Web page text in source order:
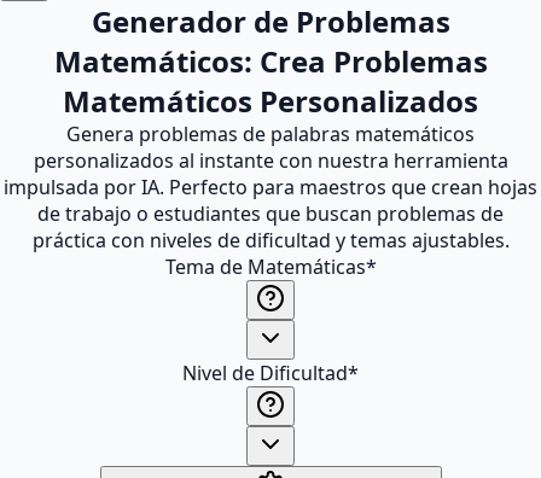
Generador de Problemas
Matemáticos: Crea Problemas
Matemáticos Personalizados
Genera problemas de palabras matemáticos
personalizados al instante con nuestra herramienta
impulsada por IA. Perfecto para maestros que crean hojas
de trabajo o estudiantes que buscan problemas de
práctica con niveles de dificultad y temas ajustables.
Tema de Matemáticas*
Nivel de Dificultad*